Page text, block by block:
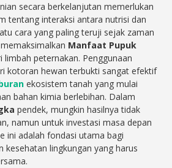
secara berkelanjutan memerlukan
tentang interaksi antara nutrisi dan
cara yang paling teruji sejak zaman
Manfaat Pupuk
limbah peternakan. Penggunaan
kotoran hewan terbukti sangat efektif
ekosistem tanah yang mulai
bahan kimia berlebihan. Dalam
pendek, mungkin hasilnya tidak
namun untuk investasi masa depan
ini adalah fondasi utama bagi
kesehatan lingkungan yang harus